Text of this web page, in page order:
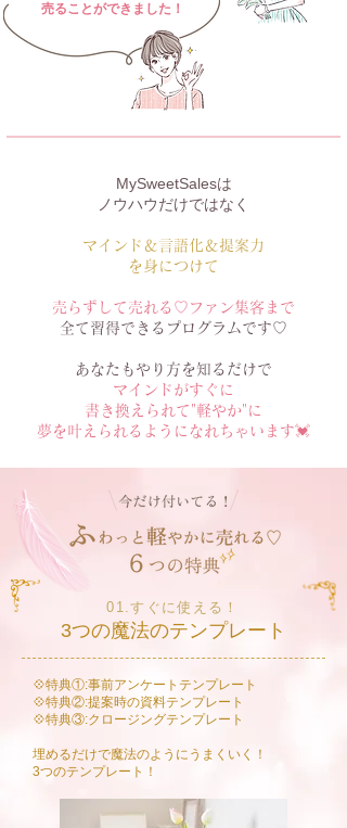
​売ることができました！
MySweetSalesは
ノウハウだけではなく
マインド＆言語化＆提案力
を身につけて
売らずして売れる♡ ファン集客まで
全て習得できるプログラムです♡
あなたもやり方を知るだけで
マインドがすぐに
書き換えられて"軽やか"に
夢を叶えられるようになれちゃいます💓
01.すぐに使える！
3つの魔法のテンプレート
💠特典①:事前アンケートテンプレート
💠特典②:提案時の資料テンプレート
💠特典③:クロージングテンプレート
埋めるだけで魔法のようにうまくいく！
​3つのテンプレート！